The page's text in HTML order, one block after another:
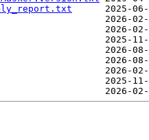
2025-
2026-
2026-
2025-
2026-
2026-
2026-
2025-